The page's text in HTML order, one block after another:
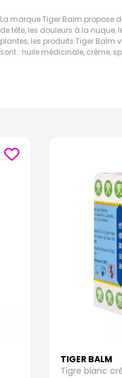
La marque Tiger Balm propose
de tête, les douleurs à la
plantes, les produits Tiger Balm
sont : huile médicinale, crème,
TIGER BALM
Tigre blanc